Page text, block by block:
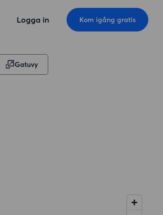
Logga in Kom igång gratis
Gatuvy